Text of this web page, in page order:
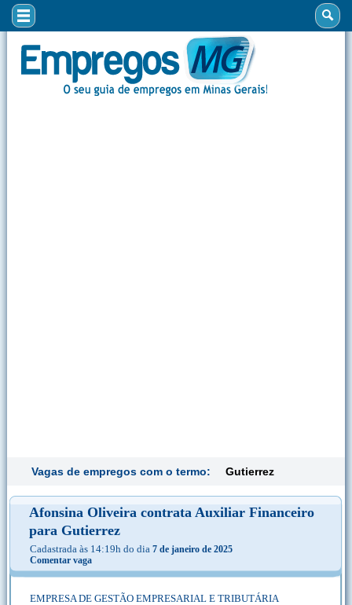
Vagas de empregos com o termo: Gutierrez
Afonsina Oliveira contrata Auxiliar Financeiro
para Gutierrez
Cadastrada às 14:19h do dia 7 de janeiro de 2025
Comentar vaga
EMPRESA DE GESTÃO EMPRESARIAL E TRIBUTÁRIA